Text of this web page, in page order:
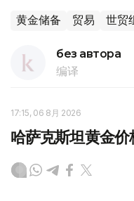
黄金储备 贸易 世贸
без автора
编译
17:15, 06 8月 2026
哈萨克斯坦黄金